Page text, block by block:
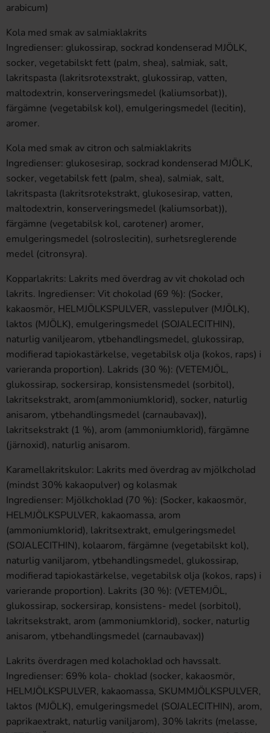
arabicum)
Kola med smak av salmiaklakrits
Ingredienser: glukossirap, sockrad kondenserad MJÖLK,
socker, vegetabilskt fett (palm, shea), salmiak, salt,
lakritspasta (lakritsrotexstrakt, glukossirap, vatten,
maltodextrin, konserveringsmedel (kaliumsorbat)),
färgämne (vegetabilsk kol), emulgeringsmedel (lecitin),
aromer.
Kola med smak av citron och salmiaklakrits
Ingredienser: glukosesirap, sockrad kondenserad MJÖLK,
socker, vegetabilsk fett (palm, shea), salmiak, salt,
lakritspasta (lakritsrotekstrakt, glukosesirap, vatten,
maltodextrin, konserveringsmedel (kaliumsorbat)),
färgämne (vegetabilsk kol, carotener) aromer,
emulgeringsmedel (solroslecitin), surhetsreglerende
medel (citronsyra).
Kopparlakrits: Lakrits med överdrag av vit chokolad och
lakrits. Ingredienser: Vit chokolad (69 %): (Socker,
kakaosmör, HELMJÖLKSPULVER, vasslepulver (MJÖLK),
laktos (MJÖLK), emulgeringsmedel (SOJALECITHIN),
naturlig vaniljearom, ytbehandlingsmedel, glukossirap,
modifierad tapiokastärkelse, vegetabilsk olja (kokos, raps) i
varieranda proportion). Lakrids (30 %): (VETEMJÖL,
glukossirap, sockersirap, konsistensmedel (sorbitol),
lakritsekstrakt, arom(ammoniumklorid), socker, naturlig
anisarom, ytbehandlingsmedel (carnaubavax)),
lakritsekstrakt (1 %), arom (ammoniumklorid), färgämne
(järnoxid), naturlig anisarom.
Karamellakritskulor: Lakrits med överdrag av mjölkcholad
(mindst 30% kakaopulver) og kolasmak
Ingredienser: Mjölkchoklad (70 %): (Socker, kakaosmör,
HELMJÖLKSPULVER, kakaomassa, arom
(ammoniumklorid), lakritsextrakt, emulgeringsmedel
(SOJALECITHIN), kolaarom, färgämne (vegetabilskt kol),
naturlig vaniljarom, ytbehandlingsmedel, glukossirap,
modifierad tapiokastärkelse, vegetabilsk olja (kokos, raps) i
varierande proportion). Lakrits (30 %): (VETEMJÖL,
glukossirap, sockersirap, konsistens- medel (sorbitol),
lakritsekstrakt, arom (ammoniumklorid), socker, naturlig
anisarom, ytbehandlingsmedel (carnaubavax))
Lakrits överdragen med kolachoklad och havssalt.
Ingredienser: 69% kola- choklad (socker, kakaosmör,
HELMJÖLKSPULVER, kakaomassa, SKUMMJÖLKSPULVER,
laktos (MJÖLK), emulgeringsmedel (SOJALECITHIN), arom,
paprikaextrakt, naturlig vaniljarom), 30% lakrits (melasse,